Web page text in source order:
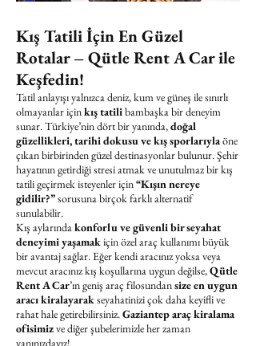
Kış Tatili İçin En Güzel
Rotalar – Qütle Rent A Car ile
Keşfedin!
Tatil anlayışı yalnızca deniz, kum ve güneş ile sınırlı
olmayanlar içinkış tatilibambaşka bir deneyim
sunar. Türkiye’nin dört bir yanında,doğal
güzellikleri, tarihi dokusu ve kış sporlarıylaöne
çıkan birbirinden güzel destinasyonlar bulunur. Şehir
hayatının getirdiği stresi atmak ve unutulmaz bir kış
tatili geçirmek isteyenler için“Kışın nereye
gidilir?”sorusuna birçok farklı alternatif
sunulabilir.
Kış aylarındakonforlu ve güvenli bir seyahat
deneyimi yaşamakiçin özel araç kullanımı büyük
bir avantaj sağlar. Eğer kendi aracınız yoksa veya
mevcut aracınız kış koşullarına uygun değilse,Qütle
Rent A Car’ın geniş araç filosundansize en uygun
aracı kiralayarakseyahatinizi çok daha keyifli ve
rahat hale getirebilirsiniz.Gaziantep araç kiralama
ofisimizve diğer şubelerimizle her zaman
yanınızdayız!